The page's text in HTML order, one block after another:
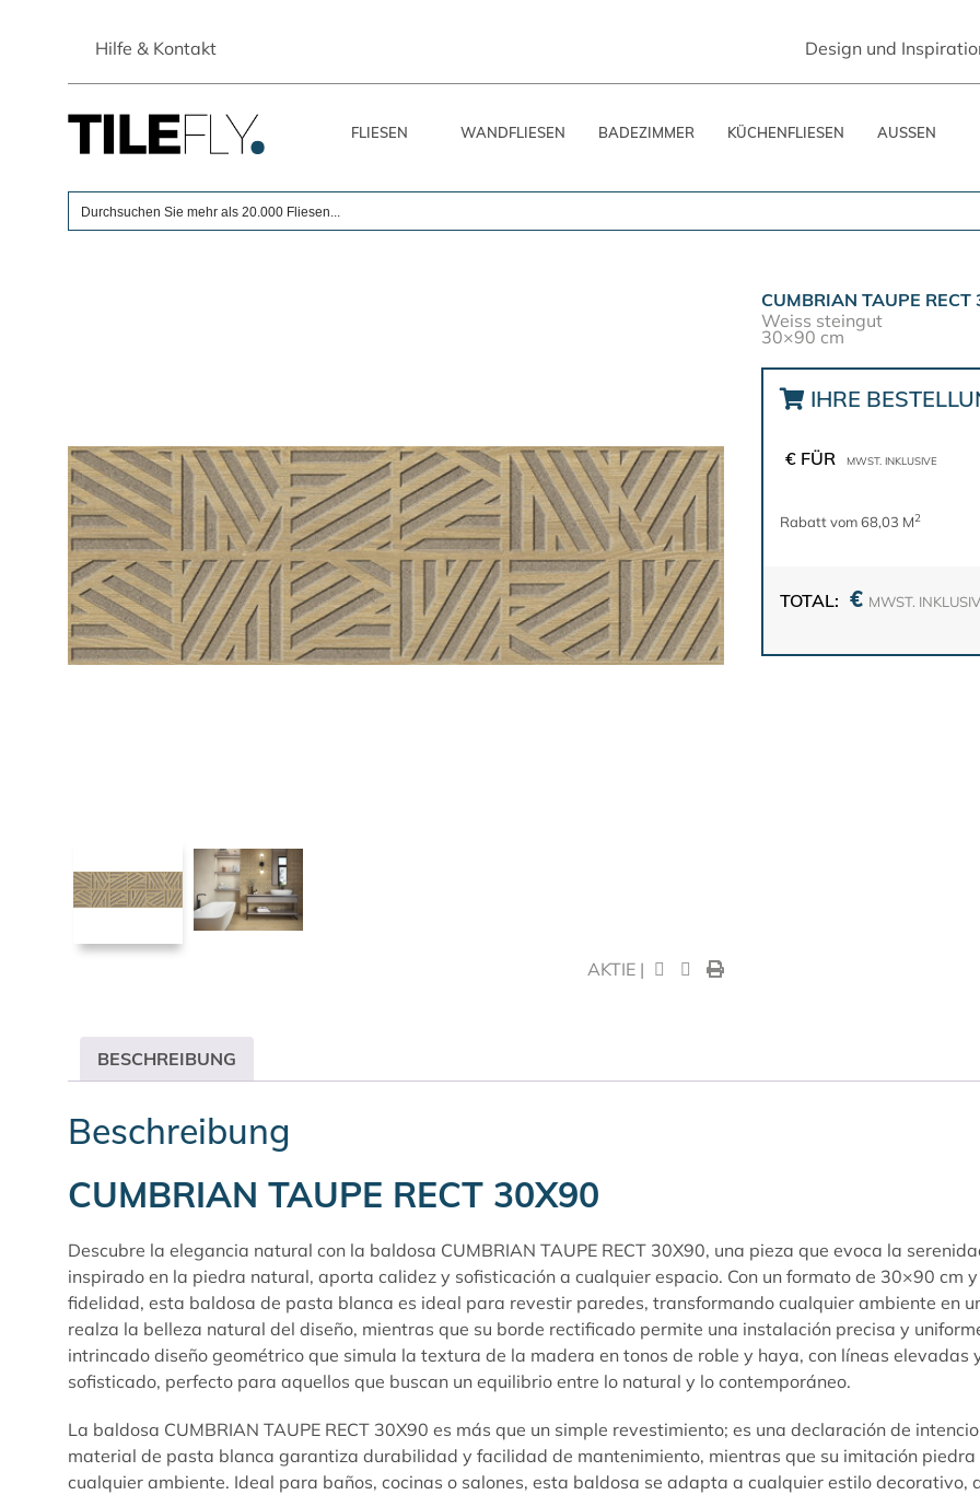
Hilfe & Kontakt Design und
FLIESEN WANDFLIESEN BADEZIMMER KÜCHENFLIESEN AUSSEN
AKTIE |
CUMBRIAN TAUPE
Weiss steingut
30×90 cm
IHRE
€ FÜR MWST. INKLUSIVE
Rabatt vom 68,03 M2
TOTAL: € MWST.
BESCHREIBUNG
Beschreibung
CUMBRIAN TAUPE RECT 30X90
Descubre la elegancia natural con la baldosa CUMBRIAN TAUPE RECT 30X90, una pieza que evoca la
inspirado en la piedra natural, aporta calidez y sofisticación a cualquier espacio. Con un formato de 30×90 cm
fidelidad, esta baldosa de pasta blanca es ideal para revestir paredes, transformando cualquier ambiente en
realza la belleza natural del diseño, mientras que su borde rectificado permite una instalación precisa y
intrincado diseño geométrico que simula la textura de la madera en tonos de roble y haya, con líneas elevadas
sofisticado, perfecto para aquellos que buscan un equilibrio entre lo natural y lo contemporáneo.
La baldosa CUMBRIAN TAUPE RECT 30X90 es más que un simple revestimiento; es una declaración de
material de pasta blanca garantiza durabilidad y facilidad de mantenimiento, mientras que su imitación
cualquier ambiente. Ideal para baños, cocinas o salones, esta baldosa se adapta a cualquier estilo